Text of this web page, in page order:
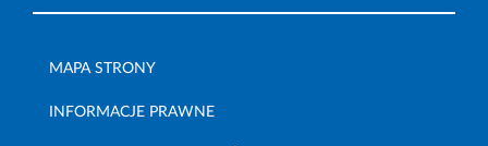
MAPA STRONY
INFORMACJE PRAWNE